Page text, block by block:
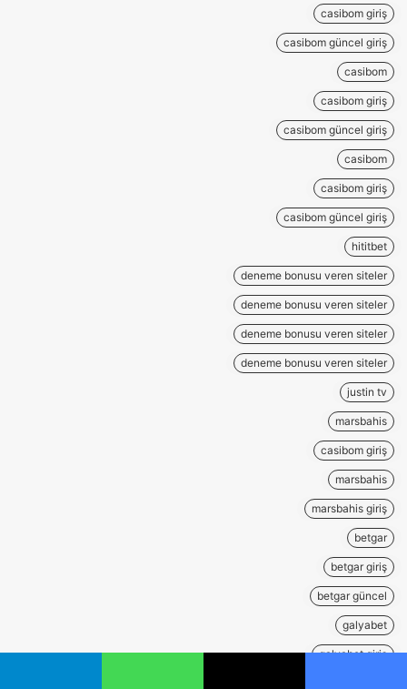
casibom giriş
casibom güncel giriş
casibom
casibom giriş
casibom güncel giriş
casibom
casibom giriş
casibom güncel giriş
hititbet
deneme bonusu veren siteler
deneme bonusu veren siteler
deneme bonusu veren siteler
deneme bonusu veren siteler
justin tv
marsbahis
casibom giriş
marsbahis
marsbahis giriş
betgar
betgar giriş
betgar güncel
galyabet
galyabet giriş